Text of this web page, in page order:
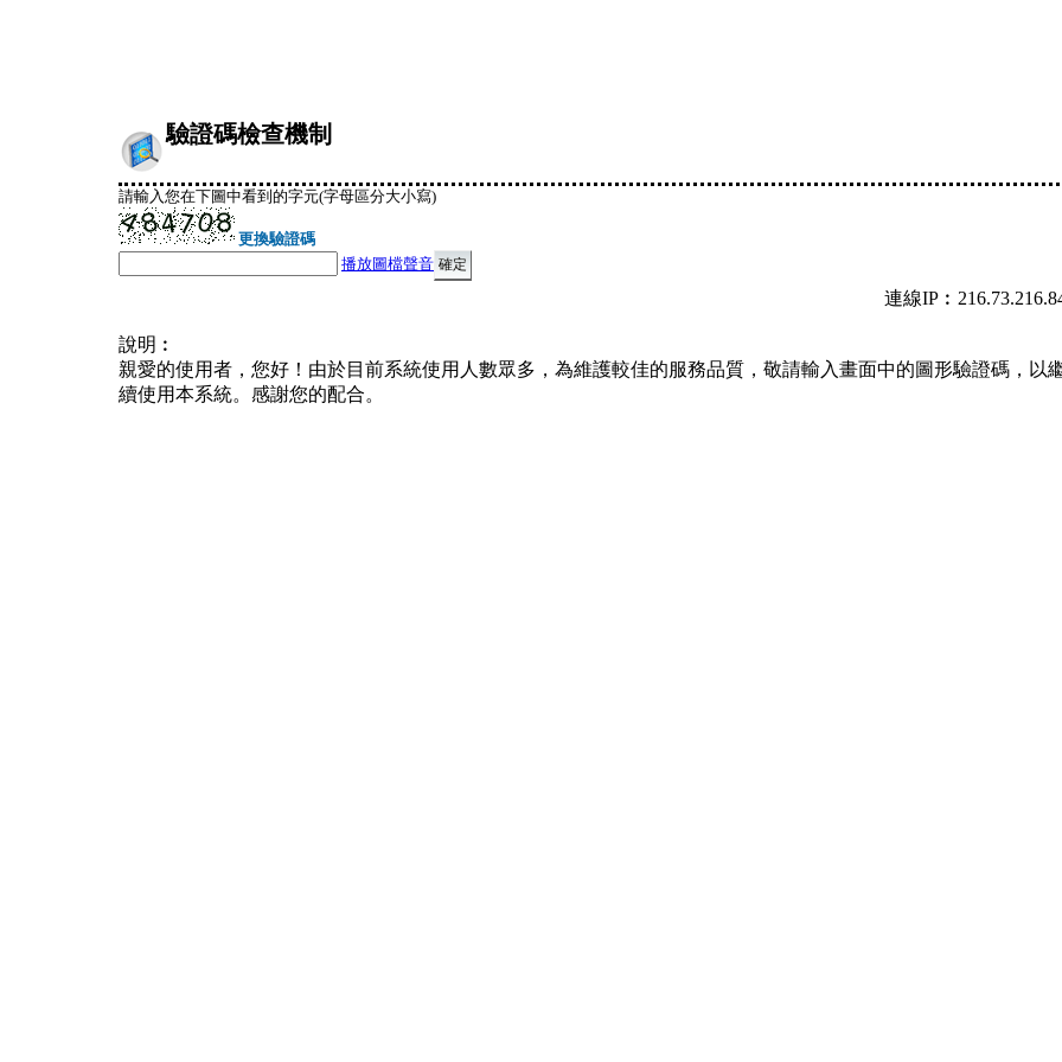
驗證碼檢查機制
請輸入您在下圖中看到的字元(字母區分大小寫)
更換驗證碼
播放圖檔聲音
連線
說明︰
親愛的使用者，您好！由於目前系統使用人數眾多，為維護較佳的服務品質，敬請輸入畫面中的圖形驗證碼，以
續使用本系統。感謝您的配合。